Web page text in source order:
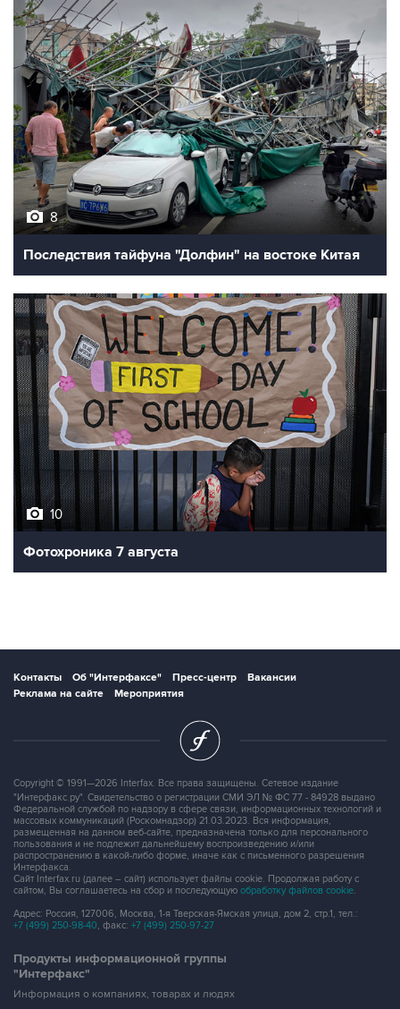
8
Последствия тайфуна "Долфин" на востоке Китая
10
Фотохроника 7 августа
Контакты Об "Интерфаксе" Пресс-центр
Вакансии
Реклама на сайте
Мероприятия
Copyright © 1991—2026 Interfax. Все права защищены. Сетевое издание
"Интерфакс.ру". Свидетельство о регистрации СМИ ЭЛ № ФС 77 - 84928 выдано
Федеральной службой по надзору в сфере связи, информационных технологий и
массовых коммуникаций (Роскомнадзор) 21.03.2023. Вся информация,
размещенная на данном веб-сайте, предназначена только для персонального
пользования и не подлежит дальнейшему воспроизведению и/или
распространению в какой-либо форме, иначе как с письменного разрешения
Интерфакса.
Сайт Interfax.ru (далее – сайт) использует файлы cookie. Продолжая работу с
сайтом, Вы соглашаетесь на сбор и последующую обработку файлов cookie.
Адрес: Россия, 127006, Москва, 1-я Тверская-Ямская улица, дом 2, стр.1, тел.:
+7 (499) 250-98-40, факс: +7 (499) 250-97-27
Продукты информационной группы
"Интерфакс"
Информация о компаниях, товарах и людях